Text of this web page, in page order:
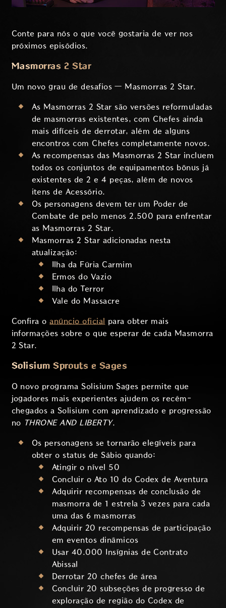
Conte para nós o que você gostaria de ver nos
próximos episódios.
Masmorras 2 Star
Um novo grau de desafios — Masmorras 2 Star.
As Masmorras 2 Star são versões reformuladas
de masmorras existentes, com Chefes ainda
mais difíceis de derrotar, além de alguns
encontros com Chefes completamente novos.
As recompensas das Masmorras 2 Star incluem
todos os conjuntos de equipamentos bônus já
existentes de 2 e 4 peças, além de novos
itens de Acessório.
Os personagens devem ter um Poder de
Combate de pelo menos 2.500 para enfrentar
as Masmorras 2 Star.
Masmorras 2 Star adicionadas nesta
atualização:
Ilha da Fúria Carmim
Ermos do Vazio
Ilha do Terror
Vale do Massacre
Confira oanúncio oficial
para obter mais
informações sobre o que esperar de cada Masmorra
2 Star.
Solisium Sprouts e Sages
O novo programa Solisium Sages permite que
jogadores mais experientes ajudem os recém-
chegados a Solisium com aprendizado e progressão
no THRONE AND LIBERTY.
Os personagens se tornarão elegíveis para
obter o status de Sábio quando:
Atingir o nível 50
Concluir o Ato 10 do Codex de Aventura
Adquirir recompensas de conclusão de
masmorra de 1 estrela 3 vezes para cada
uma das 6 masmorras
Adquirir 20 recompensas de participação
em eventos dinâmicos
Usar 40.000 Insígnias de Contrato
Abissal
Derrotar 20 chefes de área
Concluir 20 subseções de progresso de
exploração de região do Codex de